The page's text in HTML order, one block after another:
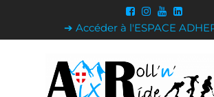
➔ Accéder à l'ESPACE